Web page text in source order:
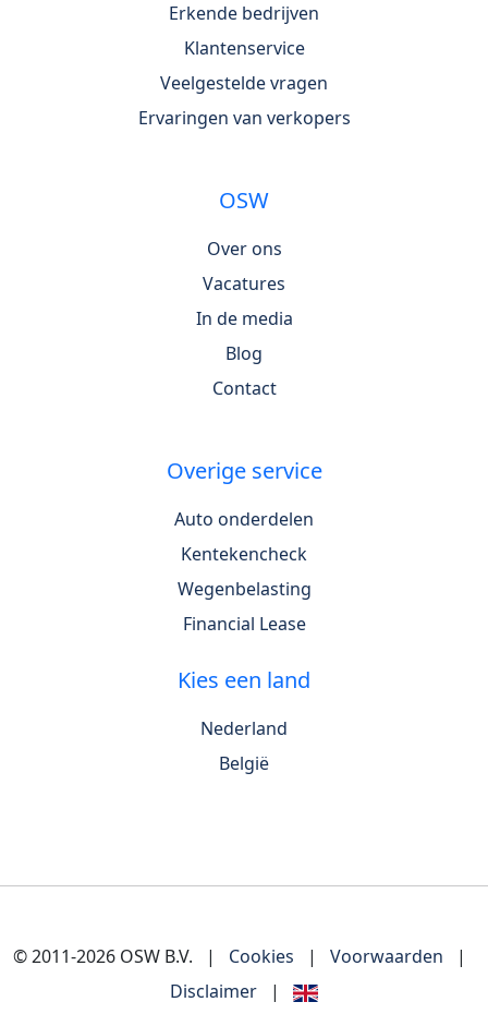
Erkende bedrijven
Klantenservice
Veelgestelde vragen
Ervaringen van verkopers
OSW
Over ons
Vacatures
In de media
Blog
Contact
Overige service
Auto onderdelen
Kentekencheck
Wegenbelasting
Financial Lease
Kies een land
Nederland
België
© 2011-2026 OSW B.V. | Cookies | Voorwaarden
|
Disclaimer
|